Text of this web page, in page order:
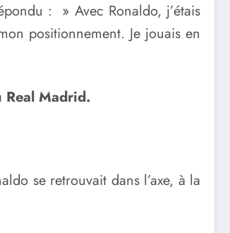
: » Avec Ronaldo, j’étais
positionnement. Je jouais en
Real Madrid.
se retrouvait dans l’axe, à la